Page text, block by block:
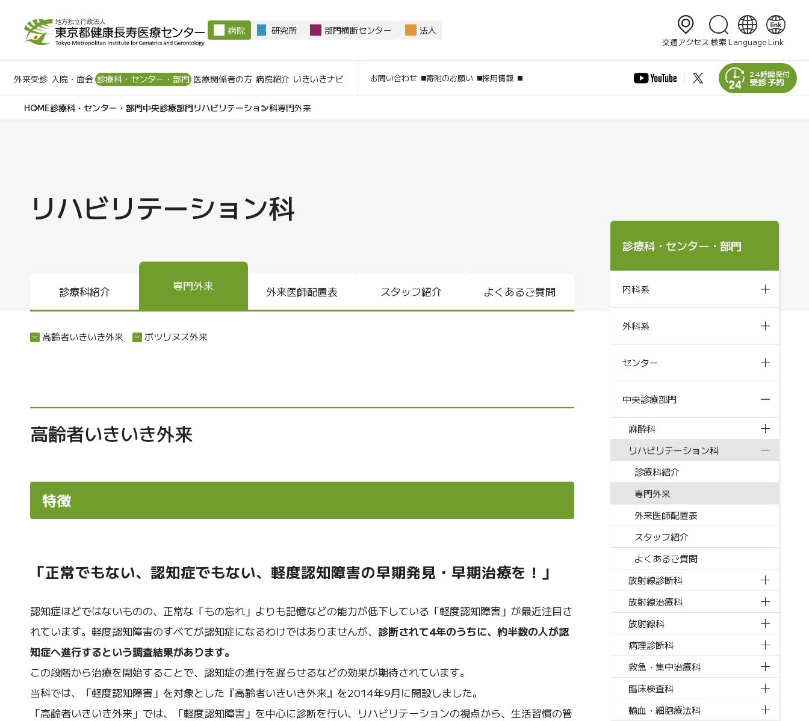
病院 研究所 部門横断センター 法人
交通アクセス 検索 Language
日本語
English
简体中文
繁體中文
Link
外来受診 入院・面会 診療科・センター・部門 医療関係者の方 病院紹介 いきいきナビ お問い合わせ 寄附のお願い 採用情報 24時間受付
受診予約
診療科・センター・部門中央診療部門リハビリテーション科専門外来
リハビリテーション科
診療科紹介 専門外来 外来医師配置表 スタッフ紹介 よくあるご質問
高齢者いきいき外来 ボツリヌス外来
高齢者いきいき外来
特徴
「正常でもない、認知症でもない、軽度認知障害の早期発見・早期治療を！」
認知症ほどではないものの、正常な「もの忘れ」よりも記憶などの能力が低下している「軽度認知障害」が最近注目さ
れています。軽度認知障害のすべてが認知症になるわけではありませんが、 診断されて4年のうちに、約半数の人が認
知症へ進行するという調査結果があります。
この段階から治療を開始することで、認知症の進行を遅らせるなどの効果が期待されています。
当科では、「軽度認知障害」を対象とした『高齢者いきいき外来』を2014年9月に開設しました。
「高齢者いきいき外来」では、「軽度認知障害」を中心に診断を行い、リハビリテーションの視点から、生活習慣の管
診療科・センター・部門
内科系
外科系
センター
中央診療部門
麻酔科
リハビリテーション科
診療科紹介
専門外来
外来医師配置表
スタッフ紹介
よくあるご質問
放射線診断科
放射線治療科
放射線科
病理診断科
救急・集中治療科
臨床検査科
輸血・細胞療法科